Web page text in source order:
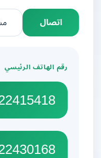
اتصال
مشاركة
رقم الهاتف الرئيسي
22415418
22430168